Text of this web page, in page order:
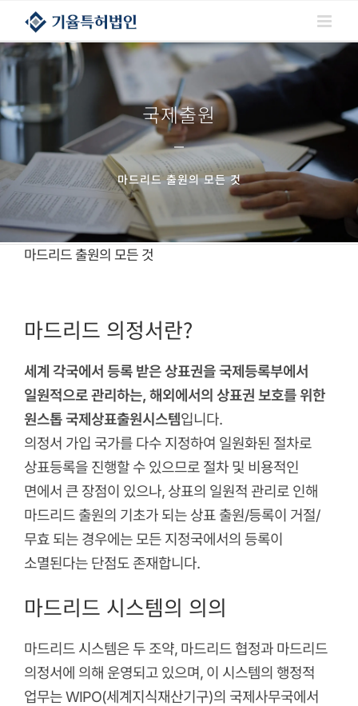
콘텐츠로
건너뛰기
국제출원
마드리드 출원의 모든 것
마드리드 출원의 모든 것
마드리드 의정서란?
세계 각국에서 등록 받은 상표권을 국제등록부에서
일원적으로 관리하는, 해외에서의 상표권 보호를 위한
원스톱 국제상표출원시스템입니다.
의정서 가입 국가를 다수 지정하여 일원화된 절차로
상표등록을 진행할 수 있으므로 절차 및 비용적인
면에서 큰 장점이 있으나, 상표의 일원적 관리로 인해
마드리드 출원의 기초가 되는 상표 출원/등록이 거절/
무효 되는 경우에는 모든 지정국에서의 등록이
소멸된다는 단점도 존재합니다.
마드리드 시스템의 의의
마드리드 시스템은 두 조약, 마드리드 협정과 마드리드
의정서에 의해 운영되고 있으며, 이 시스템의 행정적
업무는 WIPO(세계지식재산기구)의 국제사무국에서